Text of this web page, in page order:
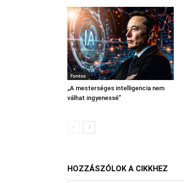
Fontos
„A mesterséges intelligencia nem
válhat ingyenessé”
HOZZÁSZÓLOK A CIKKHEZ